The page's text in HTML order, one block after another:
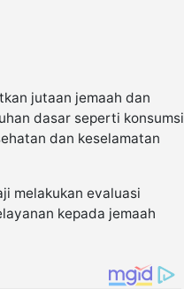
jutaan jemaah dan
dasar seperti konsumsi
dan keselamatan
melakukan evaluasi
kepada jemaah